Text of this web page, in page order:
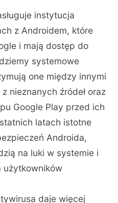
instytucja
z Androidem, które
i mają dostęp do
systemowe
one między innymi
nieznanych źródeł oraz
Google Play przed ich
latach istotne
Androida,
na luki w systemie i
użytkowników
daje więcej